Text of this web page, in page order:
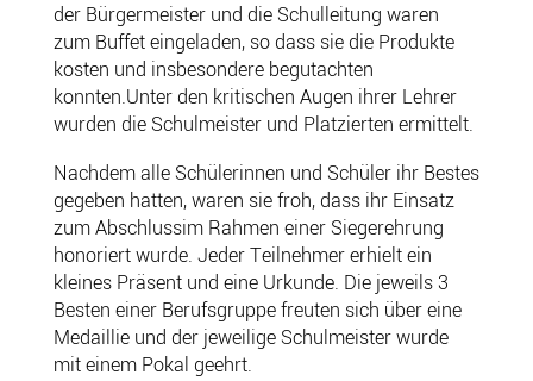
der Bürgermeister und die Schulleitung waren
zum Buffet eingeladen, so dass sie die Produkte
kosten und insbesondere begutachten
konnten.Unter den kritischen Augen ihrer Lehrer
wurden die Schulmeister und Platzierten ermittelt.
Nachdem alle Schülerinnen und Schüler ihr Bestes
gegeben hatten, waren sie froh, dass ihr Einsatz
zum Abschlussim Rahmen einer Siegerehrung
honoriert wurde. Jeder Teilnehmer erhielt ein
kleines Präsent und eine Urkunde. Die jeweils 3
Besten einer Berufsgruppe freuten sich über eine
Medaillie und der jeweilige Schulmeister wurde
mit einem Pokal geehrt.